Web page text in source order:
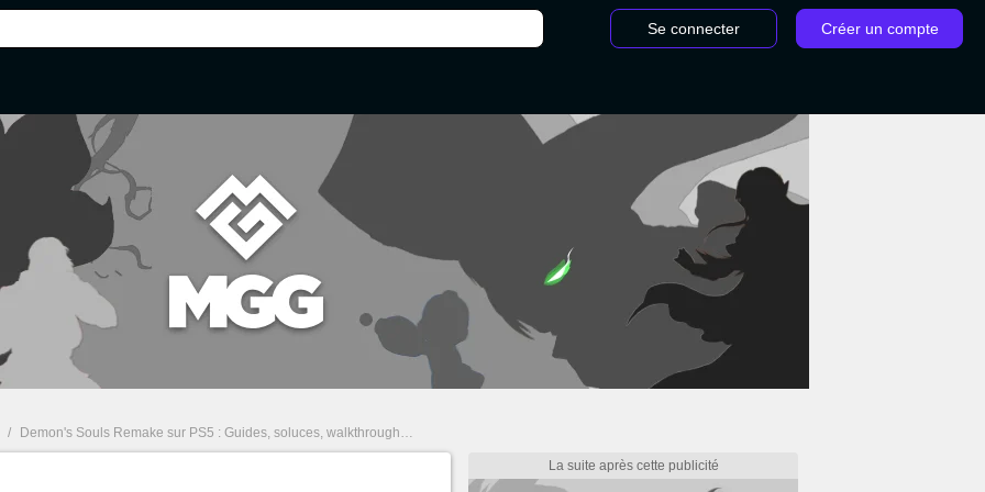
Se connecter Créer un compte
/ Demon's Souls Remake sur PS5 : Guides, soluces, walkthrough, boss